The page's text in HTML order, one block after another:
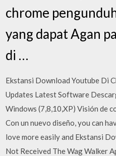
chrome
yang dapat Agan
di …
Ekstansi Download Youtube Di
Updates Latest Software
Windows (7,8,10,XP) Visión de
Con un nuevo diseño, you can
love more easily and Ekstansi
Not Received The Wag Walker